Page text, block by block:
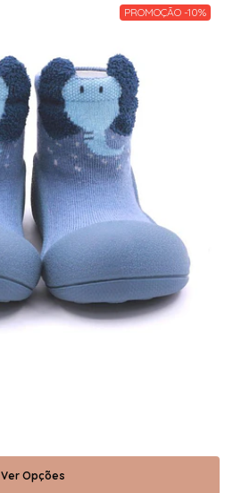
PROMOÇÃO -10%
Ver Opções